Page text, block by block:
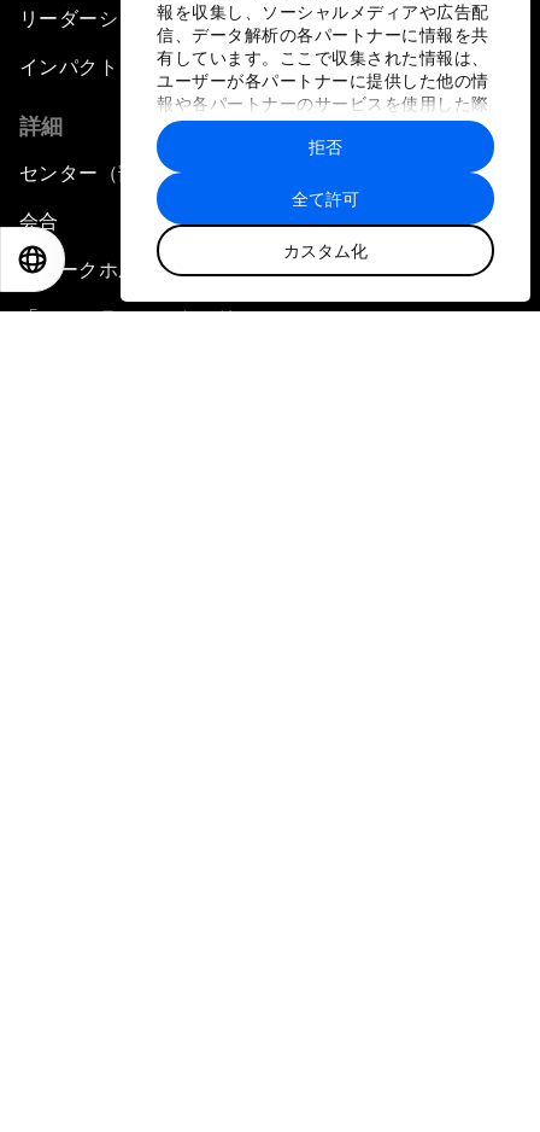
報を収集し、ソーシャルメディアや広告配
信、データ解析の各パートナーに情報を共
有しています。ここで収集された情報は、
ユーザーが各パートナーに提供した他の情
報や各パートナーのサービスを使用した際
に収集された情報と組み合わされ、各パー
トナーによって使用されることがありま
す。
全て許可
カスタム化
拒否
リーダーシップとガバナンス
インパクト
詳細
センター（部門）
会合
ステークホルダーのコミュニティ
「フォーラム・ストーリー」
EN